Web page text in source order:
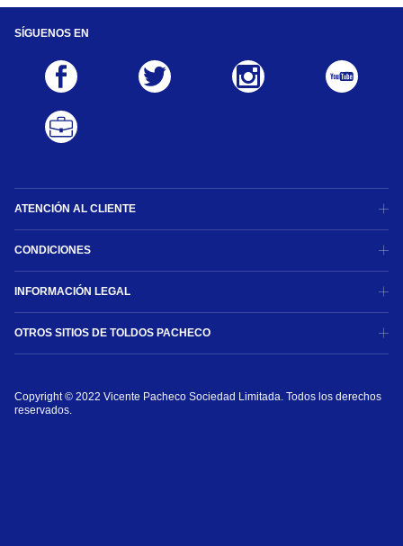
SÍGUENOS EN
ATENCIÓN AL CLIENTE
CONDICIONES
INFORMACIÓN LEGAL
OTROS SITIOS DE TOLDOS PACHECO
Copyright © 2022 Vicente Pacheco Sociedad Limitada. Todos los derechos
reservados.